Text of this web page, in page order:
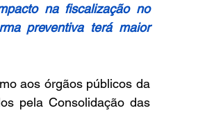
na fiscalização no
preventiva terá maior
aos órgãos públicos da
pela Consolidação das